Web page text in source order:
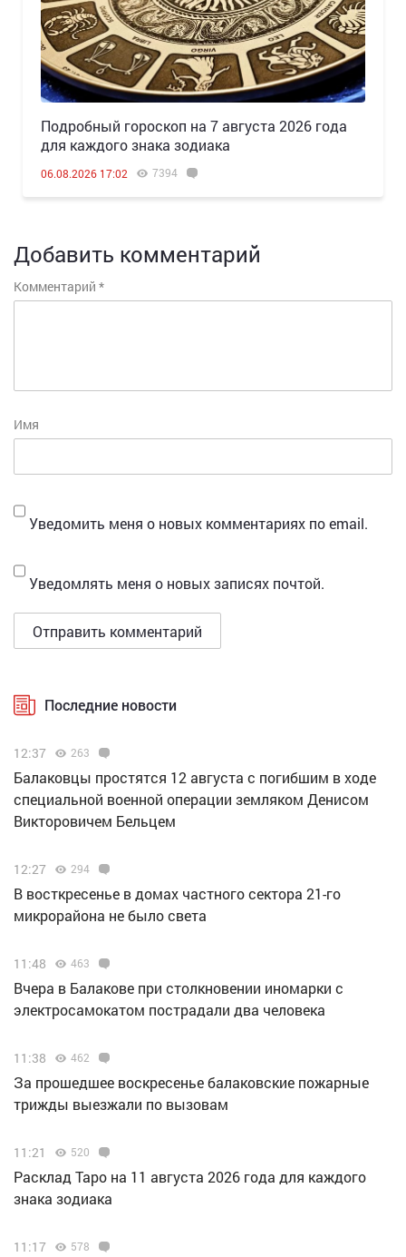
Подробный гороскоп на 7 августа 2026 года
для каждого знака зодиака
06.08.2026 17:02 7394
Добавить комментарий
Комментарий *
Имя
Уведомить меня о новых комментариях по email.
Уведомлять меня о новых записях почтой.
Последние новости
12:37 263
Балаковцы простятся 12 августа с погибшим в ходе
специальной военной операции земляком Денисом
Викторовичем Бельцем
12:27 294
В восткресенье в домах частного сектора 21-го
микрорайона не было света
11:48 463
Вчера в Балакове при столкновении иномарки с
электросамокатом пострадали два человека
11:38 462
За прошедшее воскресенье балаковские пожарные
трижды выезжали по вызовам
11:21 520
Расклад Таро на 11 августа 2026 года для каждого
знака зодиака
11:17 578